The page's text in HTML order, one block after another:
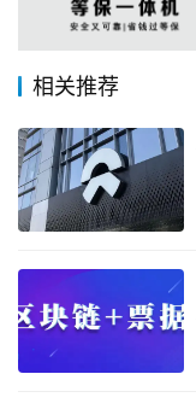
相关推荐